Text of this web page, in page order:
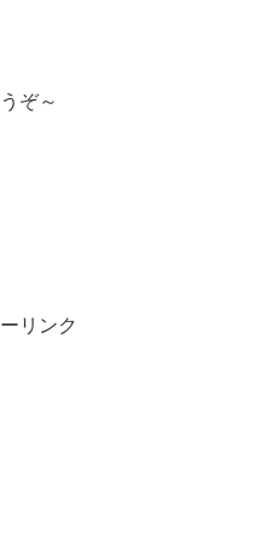
ぞ～
リンク